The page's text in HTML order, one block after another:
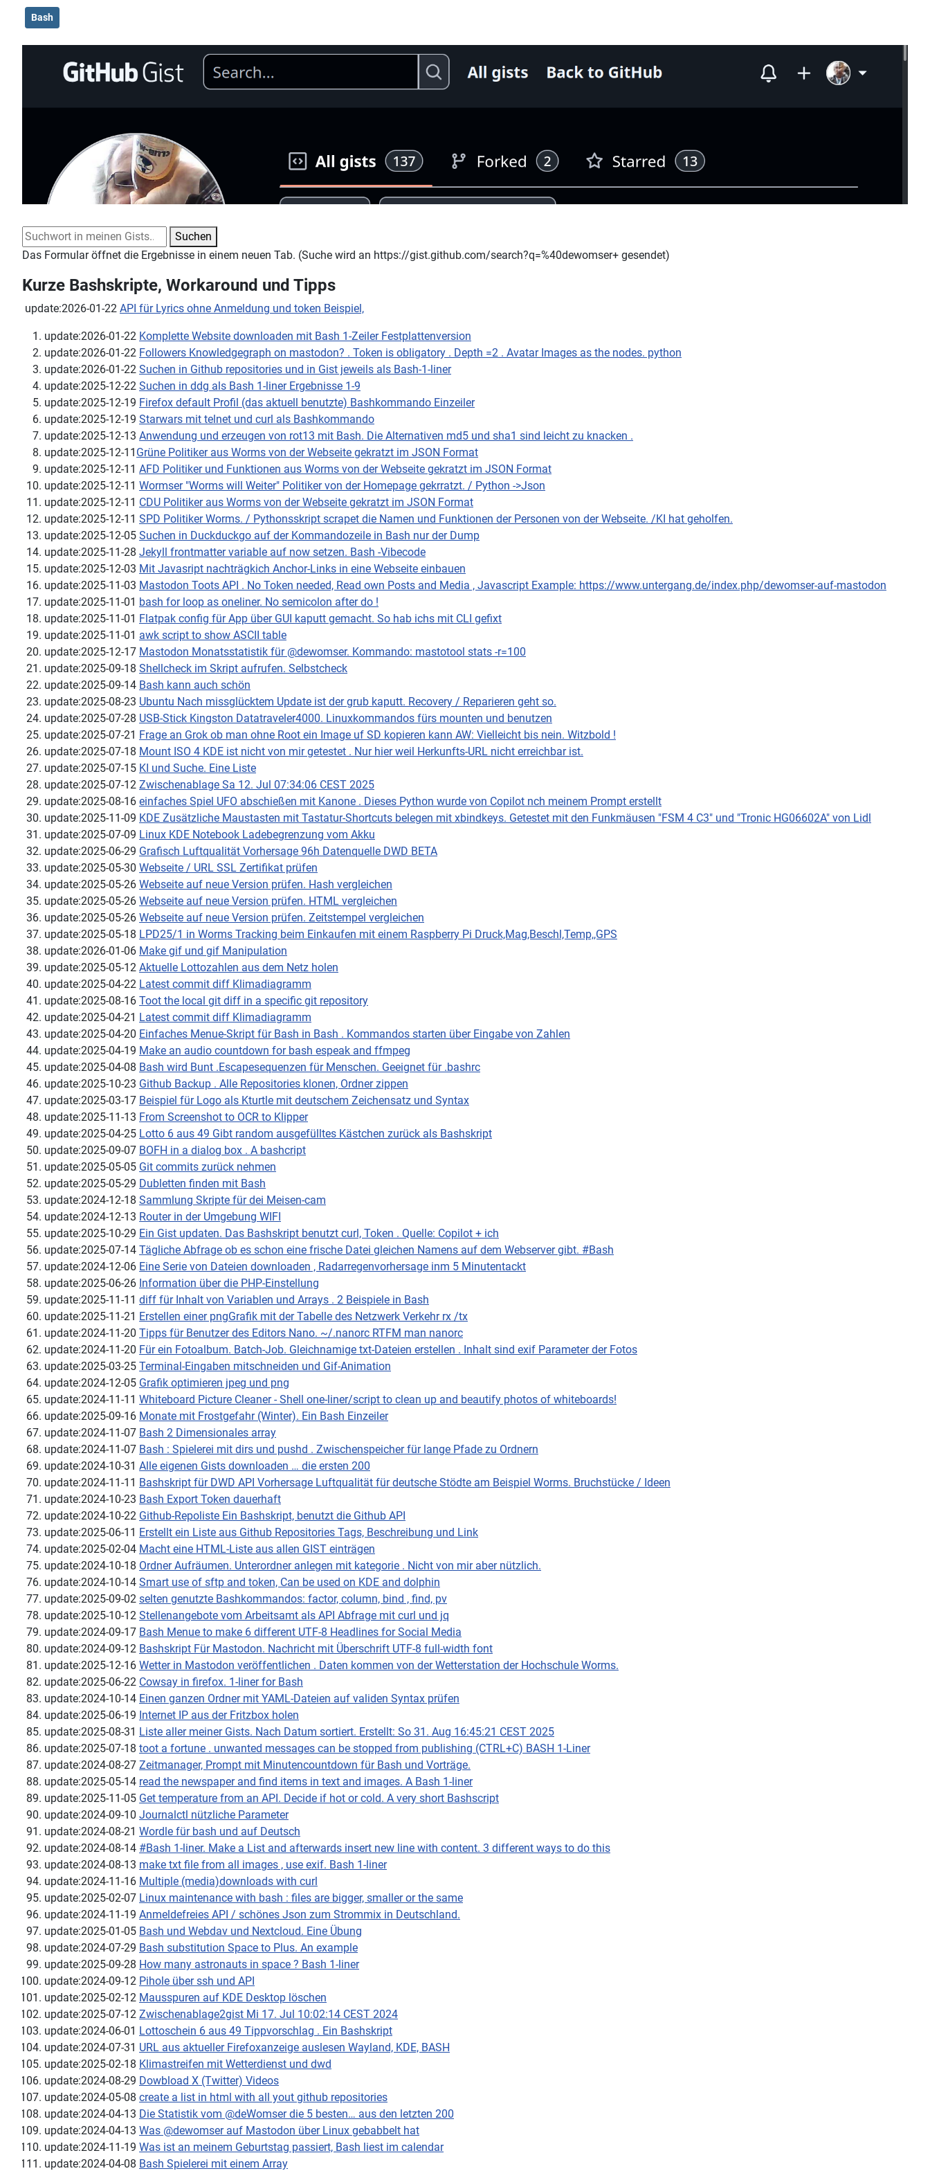
Bash
Suchwort
Suchen
Das Formular öffnet die Ergebnisse in einem neuen Tab. (Suche wird an https://gist.github.com/search?q=%40dewomser+ gesendet)
Kurze Bashskripte, Workaround und Tipps
update:2026-01-22 API für Lyrics ohne Anmeldung und token Beispiel,
update:2026-01-22 Komplette Website downloaden mit Bash 1-Zeiler Festplattenversion
update:2026-01-22 Followers Knowledgegraph on mastodon? . Token is obligatory . Depth =2 . Avatar Images as the nodes. python
update:2026-01-22 Suchen in Github repositories und in Gist jeweils als Bash-1-liner
update:2025-12-22 Suchen in ddg als Bash 1-liner Ergebnisse 1-9
update:2025-12-19 Firefox default Profil (das aktuell benutzte) Bashkommando Einzeiler
update:2025-12-19 Starwars mit telnet und curl als Bashkommando
update:2025-12-13 Anwendung und erzeugen von rot13 mit Bash. Die Alternativen md5 und sha1 sind leicht zu knacken .
update:2025-12-11 Grüne Politiker aus Worms von der Webseite gekratzt im JSON Format
update:2025-12-11 AFD Politiker und Funktionen aus Worms von der Webseite gekratzt im JSON Format
update:2025-12-11 Wormser "Worms will Weiter" Politiker von der Homepage gekrratzt. / Python ->Json
update:2025-12-11 CDU Politiker aus Worms von der Webseite gekratzt im JSON Format
update:2025-12-11 SPD Politiker Worms. / Pythonsskript scrapet die Namen und Funktionen der Personen von der Webseite. /KI hat geholfen.
update:2025-12-05 Suchen in Duckduckgo auf der Kommandozeile in Bash nur der Dump
update:2025-11-28 Jekyll frontmatter variable auf now setzen. Bash -Vibecode
update:2025-12-03 Mit Javasript nachträgkich Anchor-Links in eine Webseite einbauen
update:2025-11-03 Mastodon Toots API . No Token needed, Read own Posts and Media , Javascript Example: https://www.untergang.de/index.php/dewomser-auf-mastodon
update:2025-11-01 bash for loop as oneliner. No semicolon after do !
update:2025-11-01 Flatpak config für App über GUI kaputt gemacht. So hab ichs mit CLI gefixt
update:2025-11-01 awk script to show ASCII table
update:2025-12-17 Mastodon Monatsstatistik für @dewomser. Kommando: mastotool stats -r=100
update:2025-09-18 Shellcheck im Skript aufrufen. Selbstcheck
update:2025-09-14 Bash kann auch schön
update:2025-08-23 Ubuntu Nach missglücktem Update ist der grub kaputt. Recovery / Reparieren geht so.
update:2025-07-28 USB-Stick Kingston Datatraveler4000. Linuxkommandos fürs mounten und benutzen
update:2025-07-21 Frage an Grok ob man ohne Root ein Image uf SD kopieren kann AW: Vielleicht bis nein. Witzbold !
update:2025-07-18 Mount ISO 4 KDE ist nicht von mir getestet . Nur hier weil Herkunfts-URL nicht erreichbar ist.
update:2025-07-15 KI und Suche. Eine Liste
update:2025-07-12 Zwischenablage Sa 12. Jul 07:34:06 CEST 2025
update:2025-08-16 einfaches Spiel UFO abschießen mit Kanone . Dieses Python wurde von Copilot nch meinem Prompt erstellt
update:2025-11-09 KDE Zusätzliche Maustasten mit Tastatur-Shortcuts belegen mit xbindkeys. Getestet mit den Funkmäusen "FSM 4 C3" und "Tronic HG06602A" von Lidl
update:2025-07-09 Linux KDE Notebook Ladebegrenzung vom Akku
update:2025-06-29 Grafisch Luftqualität Vorhersage 96h Datenquelle DWD BETA
update:2025-05-30 Webseite / URL SSL Zertifikat prüfen
update:2025-05-26 Webseite auf neue Version prüfen. Hash vergleichen
update:2025-05-26 Webseite auf neue Version prüfen. HTML vergleichen
update:2025-05-26 Webseite auf neue Version prüfen. Zeitstempel vergleichen
update:2025-05-18 LPD25/1 in Worms Tracking beim Einkaufen mit einem Raspberry Pi Druck,Mag,Beschl,Temp,,GPS
update:2026-01-06 Make gif und gif Manipulation
update:2025-05-12 Aktuelle Lottozahlen aus dem Netz holen
update:2025-04-22 Latest commit diff Klimadiagramm
update:2025-08-16 Toot the local git diff in a specific git repository
update:2025-04-21 Latest commit diff Klimadiagramm
update:2025-04-20 Einfaches Menue-Skript für Bash in Bash . Kommandos starten über Eingabe von Zahlen
update:2025-04-19 Make an audio countdown for bash espeak and ffmpeg
update:2025-04-08 Bash wird Bunt .Escapesequenzen für Menschen. Geeignet für .bashrc
update:2025-10-23 Github Backup . Alle Repositories klonen, Ordner zippen
update:2025-03-17 Beispiel für Logo als Kturtle mit deutschem Zeichensatz und Syntax
update:2025-11-13 From Screenshot to OCR to Klipper
update:2025-04-25 Lotto 6 aus 49 Gibt random ausgefülltes Kästchen zurück als Bashskript
update:2025-09-07 BOFH in a dialog box . A bashcript
update:2025-05-05 Git commits zurück nehmen
update:2025-05-29 Dubletten finden mit Bash
update:2024-12-18 Sammlung Skripte für dei Meisen-cam
update:2024-12-13 Router in der Umgebung WIFI
update:2025-10-29 Ein Gist updaten. Das Bashskript benutzt curl, Token . Quelle: Copilot + ich
update:2025-07-14 Tägliche Abfrage ob es schon eine frische Datei gleichen Namens auf dem Webserver gibt. #Bash
update:2024-12-06 Eine Serie von Dateien downloaden , Radarregenvorhersage inm 5 Minutentackt
update:2025-06-26 Information über die PHP-Einstellung
update:2025-11-11 diff für Inhalt von Variablen und Arrays . 2 Beispiele in Bash
update:2025-11-21 Erstellen einer pngGrafik mit der Tabelle des Netzwerk Verkehr rx /tx
update:2024-11-20 Tipps für Benutzer des Editors Nano. ~/.nanorc RTFM man nanorc
update:2024-11-20 Für ein Fotoalbum. Batch-Job. Gleichnamige txt-Dateien erstellen . Inhalt sind exif Parameter der Fotos
update:2025-03-25 Terminal-Eingaben mitschneiden und Gif-Animation
update:2024-12-05 Grafik optimieren jpeg und png
update:2024-11-11 Whiteboard Picture Cleaner - Shell one-liner/script to clean up and beautify photos of whiteboards!
update:2025-09-16 Monate mit Frostgefahr (Winter). Ein Bash Einzeiler
update:2024-11-07 Bash 2 Dimensionales array
update:2024-11-07 Bash : Spielerei mit dirs und pushd . Zwischenspeicher für lange Pfade zu Ordnern
update:2024-10-31 Alle eigenen Gists downloaden … die ersten 200
update:2024-11-11 Bashskript für DWD API Vorhersage Luftqualität für deutsche Stödte am Beispiel Worms. Bruchstücke / Ideen
update:2024-10-23 Bash Export Token dauerhaft
update:2024-10-22 Github-Repoliste Ein Bashskript, benutzt die Github API
update:2025-06-11 Erstellt ein Liste aus Github Repositories Tags, Beschreibung und Link
update:2025-02-04 Macht eine HTML-Liste aus allen GIST einträgen
update:2024-10-18 Ordner Aufräumen. Unterordner anlegen mit kategorie . Nicht von mir aber nützlich.
update:2024-10-14 Smart use of sftp and token, Can be used on KDE and dolphin
update:2025-09-02 selten genutzte Bashkommandos: factor, column, bind , find, pv
update:2025-10-12 Stellenangebote vom Arbeitsamt als API Abfrage mit curl und jq
update:2024-09-17 Bash Menue to make 6 different UTF-8 Headlines for Social Media
update:2024-09-12 Bashskript Für Mastodon. Nachricht mit Überschrift UTF-8 full-width font
update:2025-12-16 Wetter in Mastodon veröffentlichen . Daten kommen von der Wetterstation der Hochschule Worms.
update:2025-06-22 Cowsay in firefox. 1-liner for Bash
update:2024-10-14 Einen ganzen Ordner mit YAML-Dateien auf validen Syntax prüfen
update:2025-06-19 Internet IP aus der Fritzbox holen
update:2025-08-31 Liste aller meiner Gists. Nach Datum sortiert. Erstellt: So 31. Aug 16:45:21 CEST 2025
update:2025-07-18 toot a fortune . unwanted messages can be stopped from publishing (CTRL+C) BASH 1-Liner
update:2024-08-27 Zeitmanager, Prompt mit Minutencountdown für Bash und Vorträge.
update:2025-05-14 read the newspaper and find items in text and images. A Bash 1-liner
update:2025-11-05 Get temperature from an API. Decide if hot or cold. A very short Bashscript
update:2024-09-10 Journalctl nützliche Parameter
update:2024-08-21 Wordle für bash und auf Deutsch
update:2024-08-14 #Bash 1-liner. Make a List and afterwards insert new line with content. 3 different ways to do this
update:2024-08-13 make txt file from all images , use exif. Bash 1-liner
update:2024-11-16 Multiple (media)downloads with curl
update:2025-02-07 Linux maintenance with bash : files are bigger, smaller or the same
update:2024-11-19 Anmeldefreies API / schönes Json zum Strommix in Deutschland.
update:2025-01-05 Bash und Webdav und Nextcloud. Eine Übung
update:2024-07-29 Bash substitution Space to Plus. An example
update:2025-09-28 How many astronauts in space ? Bash 1-liner
update:2024-09-12 Pihole über ssh und API
update:2025-02-12 Mausspuren auf KDE Desktop löschen
update:2025-07-12 Zwischenablage2gist Mi 17. Jul 10:02:14 CEST 2024
update:2024-06-01 Lottoschein 6 aus 49 Tippvorschlag . Ein Bashskript
update:2024-07-31 URL aus aktueller Firefoxanzeige auslesen Wayland, KDE, BASH
update:2025-02-18 Klimastreifen mit Wetterdienst und dwd
update:2024-08-29 Dowbload X (Twitter) Videos
update:2024-05-08 create a list in html with all yout github repositories
update:2024-04-13 Die Statistik vom @deWomser die 5 besten… aus den letzten 200
update:2024-04-13 Was @dewomser auf Mastodon über Linux gebabbelt hat
update:2024-11-19 Was ist an meinem Geburtstag passiert, Bash liest im calendar
update:2024-04-08 Bash Spielerei mit einem Array